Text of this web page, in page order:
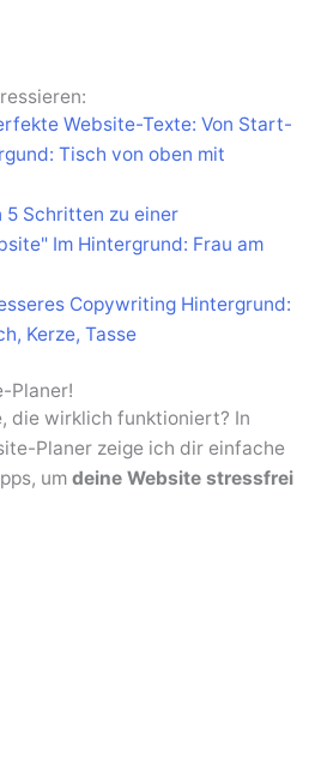
Planer!
die wirklich funktioniert? In
Planer zeige ich dir einfache
um deine Website stressfrei